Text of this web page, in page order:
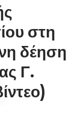
στη
δέηση
Γ.